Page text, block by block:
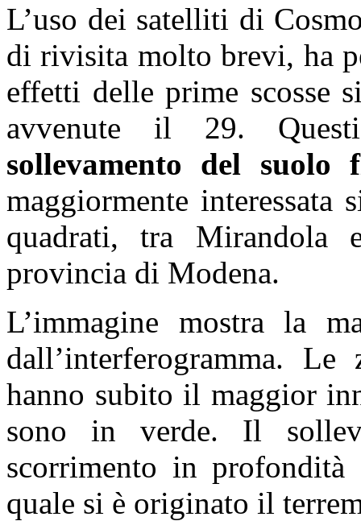
L’uso dei satelliti di
di rivisita molto brevi, ha
effetti delle prime scosse
avvenute il 29.
sollevamento del
maggiormente interessata
quadrati, tra Mirandola
provincia di Modena.
L’immagine mostra la
dall’interferogramma.
hanno subito il maggior
sono in verde. Il
scorrimento in
quale si è originato il